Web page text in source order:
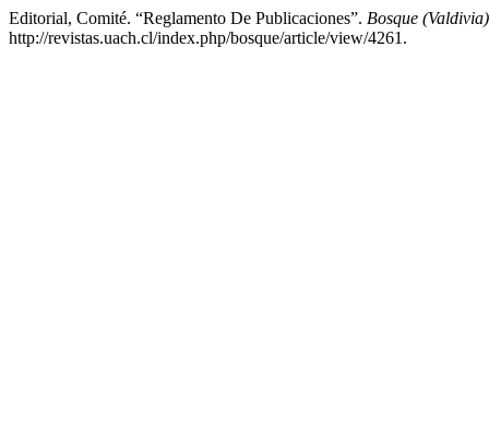
Editorial, Comité. “Reglamento De Publicaciones”. Bosque (Valdivia)
http://revistas.uach.cl/index.php/bosque/article/view/4261.